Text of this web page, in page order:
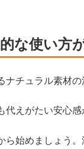
な使い方
チュラル素材の
えがたい安心感
ら始めましょう